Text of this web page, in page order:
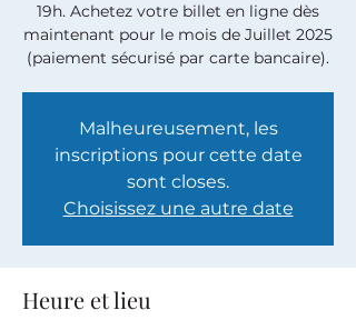
19h. Achetez votre billet en ligne dès
maintenant pour le mois de Juillet 2025
(paiement sécurisé par carte bancaire).
Malheureusement, les
inscriptions pour cette date
sont closes.
Choisissez une autre date
Heure et lieu